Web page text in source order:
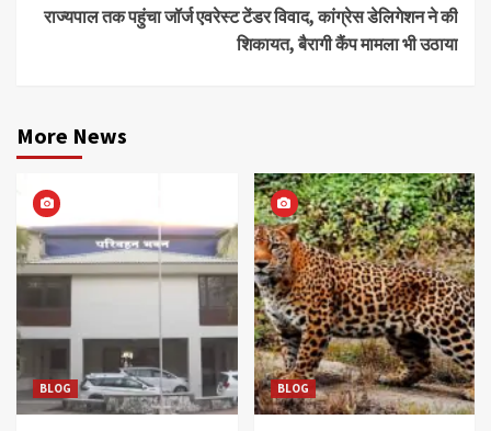
राज्यपाल तक पहुंचा जॉर्ज एवरेस्ट टेंडर विवाद, कांग्रेस डेलिगेशन ने की
शिकायत, बैरागी कैंप मामला भी उठाया
More News
BLOG BLOG